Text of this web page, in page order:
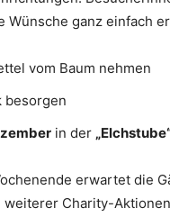
Wünsche ganz einfach
vom Baum nehmen
besorgen
in der
erwartet die
weiterer Charity-